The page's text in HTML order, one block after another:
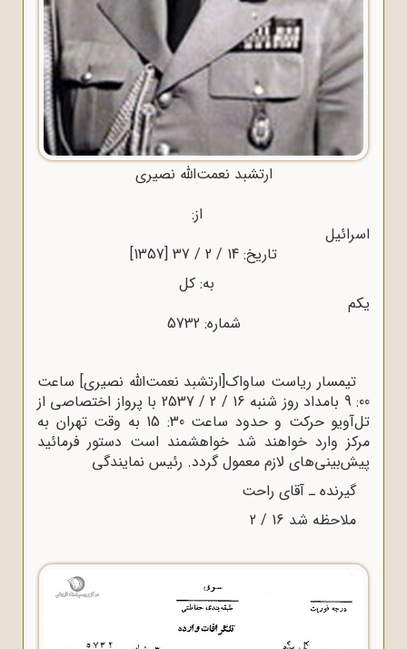
ارتشبد نعمت‌الله نصیری
تیمسار ریاست ساواک[ارتشبد نعمت‌الله نصیری] ساعت
00: 9 بامداد روز شنبه 16 / 2 / 2537 با پرواز اختصاصی از
تل‌آویو حرکت و حدود ساعت 30: 15 به وقت تهران به
وارد خواهند شد خواهشمند است دستور فرمائید
لازم معمول گردد. رئیس نمایندگی
گیرنده ـ آقای راحت
ملاحظه شد 16 / 2